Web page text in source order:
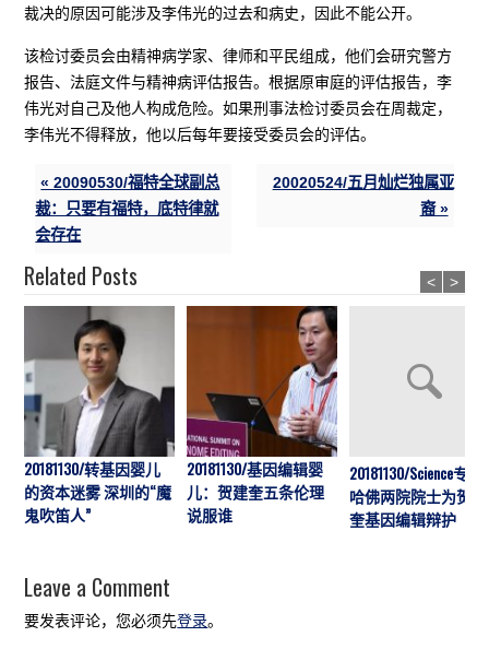
裁决的原因可能涉及李伟光的过去和病史，因此不能公开。
该检讨委员会由精神病学家、律师和平民组成，他们会研究警方
报告、法庭文件与精神病评估报告。根据原审庭的评估报告，李
伟光对自己及他人构成危险。如果刑事法检讨委员会在周裁定，
李伟光不得释放，他以后每年要接受委员会的评估。
« 20090530/福特全球副总
裁：只要有福特，底特律就
会存在
20020524/五月灿烂独属亚
裔 »
Related Posts
20181130/转基因婴儿
的资本迷雾 深圳的“魔
鬼吹笛人”
20181130/基因编辑婴
儿：贺建奎五条伦理
说服谁
20181130/Science专访:
哈佛两院院士为贺建
奎基因编辑辩护
< >
Leave a Comment
要发表评论，您必须先登录。